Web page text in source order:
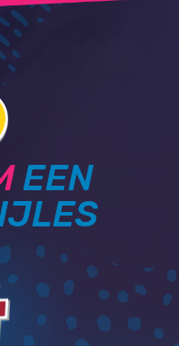
EEN